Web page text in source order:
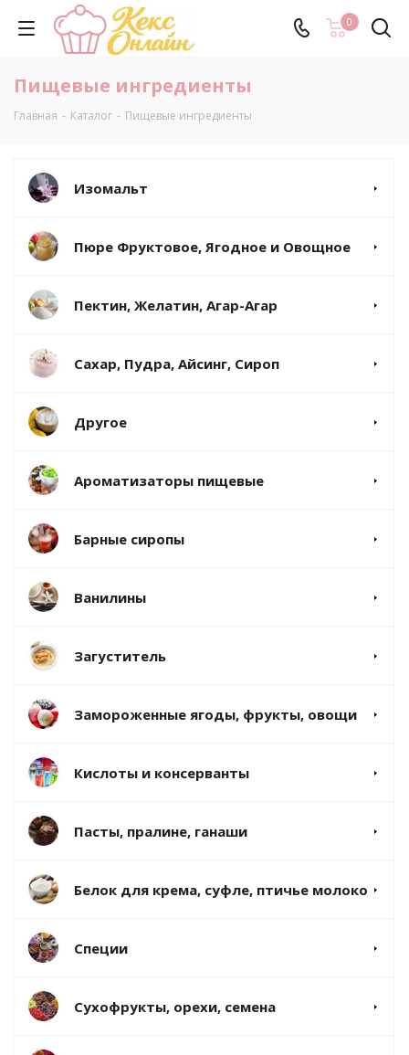
0
Пищевые ингредиенты
Главная - Каталог - Пищевые ингредиенты
Изомальт
Пюре Фруктовое, Ягодное и Овощное
Пектин, Желатин, Агар-Агар
Сахар, Пудра, Айсинг, Сироп
Другое
Ароматизаторы пищевые
Барные сиропы
Ванилины
Загуститель
Замороженные ягоды, фрукты, овощи
Кислоты и консерванты
Пасты, пралине, ганаши
Белок для крема, суфле, птичье молоко
Специи
Сухофрукты, орехи, семена